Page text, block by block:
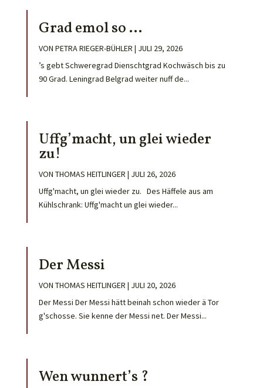
Grad emol so …
VON PETRA RIEGER-BÜHLER | JULI 29, 2026
’s gebt Schweregrad Dienschtgrad Kochwäsch bis zu
90 Grad. Leningrad Belgrad weiter nuff de...
Uffg’macht, un glei wieder
zu!
VON THOMAS HEITLINGER | JULI 26, 2026
Uffg'macht, un glei wieder zu. Des Häffele aus am
Kühlschrank: Uffg'macht un glei wieder...
Der Messi
VON THOMAS HEITLINGER | JULI 20, 2026
Der Messi Der Messi hätt beinah schon wieder ä Tor
g'schosse. Sie kenne der Messi net. Der Messi...
Wen wunnert’s ?